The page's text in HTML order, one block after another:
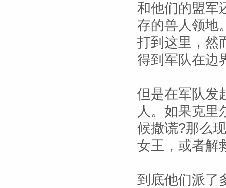
和他们的盟军
存的兽人领地
打到这里，然
得到军队在边
但是在军队发
人。如果克里
候撒谎?那么
女王，或者解
到底他们派了